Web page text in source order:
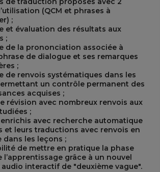
(QCM et phrases à
;
et évaluation des résultats aux
;
de la prononciation associée à
de dialogue et ses remarques
;
de renvois systématiques dans les
un contrôle permanent des
acquises ;
révision avec nombreux renvois aux
;
enrichis avec recherche automatique
et leurs traductions avec renvois en
dans les leçons ;
de mettre en pratique la phase
l’apprentissage grâce à un nouvel
interactif de "deuxième vague".